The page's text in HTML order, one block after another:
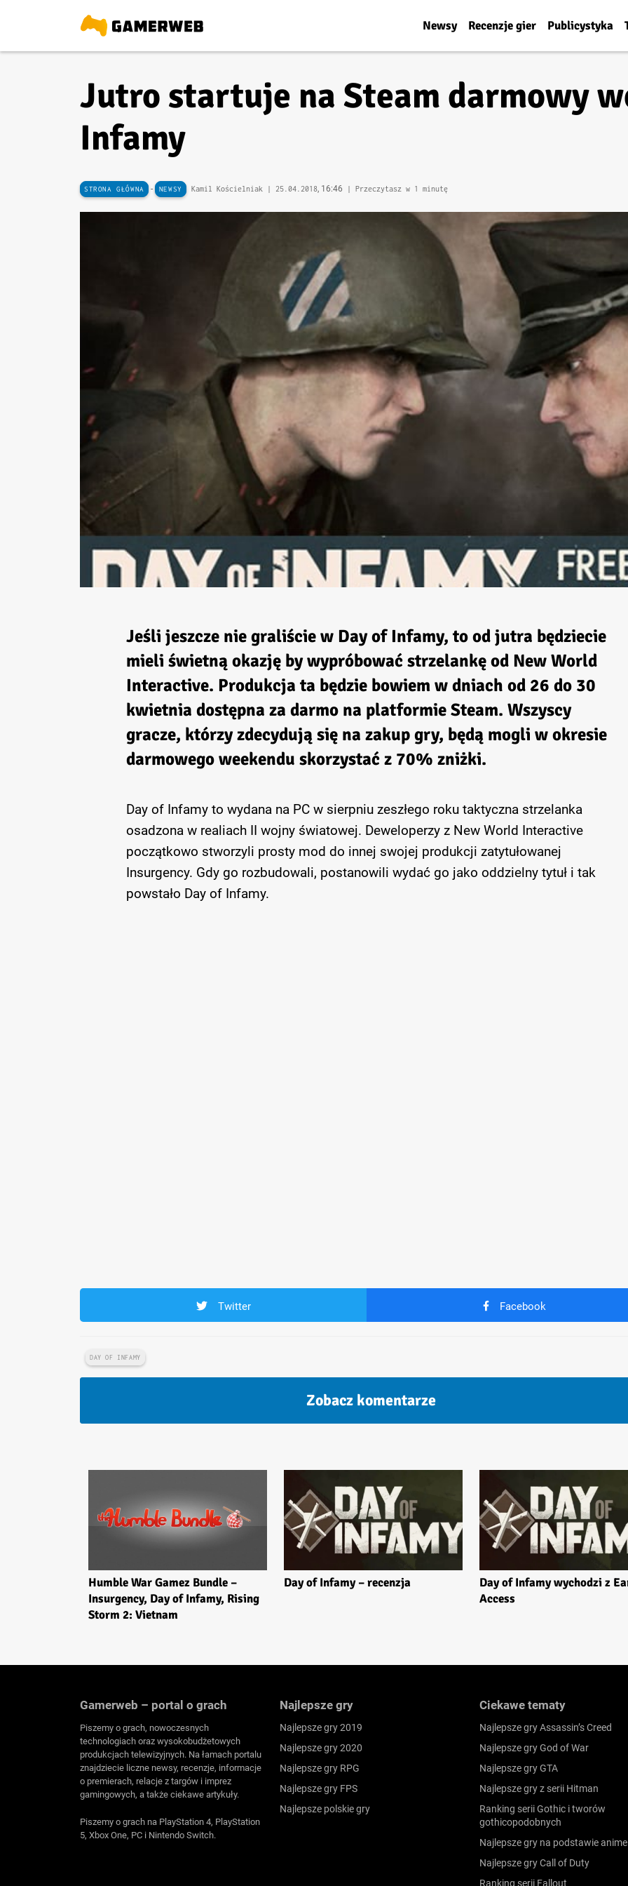
Newsy Recenzje gier Publicystyka
Jutro startuje na Steam darmowy
Infamy
STRONA GŁÓWNA - NEWSY Kamil Kościelniak | 25.04.2018, 16:46 | Przeczytasz w 1 minutę
Jeśli jeszcze nie graliście w Day of Infamy, to od jutra będziecie
mieli świetną okazję by wypróbować strzelankę od New World
Interactive. Produkcja ta będzie bowiem w dniach od 26 do 30
kwietnia dostępna za darmo na platformie Steam. Wszyscy
gracze, którzy zdecydują się na zakup gry, będą mogli w okresie
darmowego weekendu skorzystać z 70% zniżki.
Day of Infamy to wydana na PC w sierpniu zeszłego roku taktyczna strzelanka
osadzona w realiach II wojny światowej. Deweloperzy z New World Interactive
początkowo stworzyli prosty mod do innej swojej produkcji zatytułowanej
Insurgency. Gdy go rozbudowali, postanowili wydać go jako oddzielny tytuł i tak
powstało Day of Infamy.
Twitter Facebook
DAY OF INFAMY
Zobacz komentarze
Humble War Gamez Bundle –
Insurgency, Day of Infamy, Rising
Storm 2: Vietnam
Day of Infamy – recenzja
Day of Infamy wychodzi z
Access
Gamerweb – portal o grach
Piszemy o grach, nowoczesnych
technologiach oraz wysokobudżetowych
produkcjach telewizyjnych. Na łamach portalu
znajdziecie liczne newsy, recenzje, informacje
o premierach, relacje z targów i imprez
gamingowych, a także ciekawe artykuły.
Piszemy o grach na PlayStation 4, PlayStation
5, Xbox One, PC i Nintendo Switch.
Najlepsze gry
Najlepsze gry 2019
Najlepsze gry 2020
Najlepsze gry RPG
Najlepsze gry FPS
Najlepsze polskie gry
Ciekawe tematy
Najlepsze gry Assassin’s Creed
Najlepsze gry God of War
Najlepsze gry GTA
Najlepsze gry z serii Hitman
Ranking serii Gothic i tworów
gothicopodobnych
Najlepsze gry na podstawie anime
Najlepsze gry Call of Duty
Ranking serii Fallout